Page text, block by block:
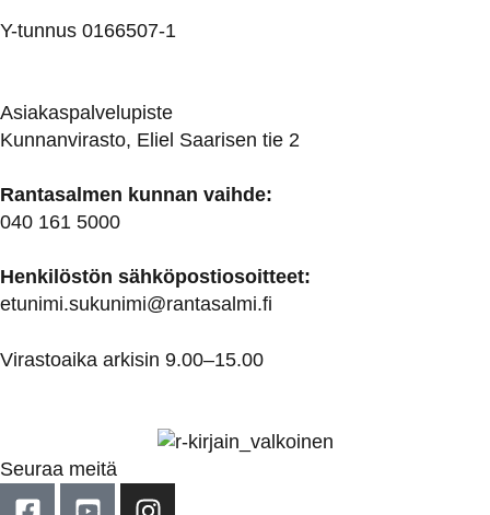
Y-tunnus 0166507-1
Asiakaspalvelupiste
Kunnanvirasto, Eliel Saarisen tie 2
Rantasalmen kunnan vaihde:
040 161 5000
Henkilöstön sähköpostiosoitteet:
etunimi.sukunimi@rantasalmi.fi
Virastoaika arkisin 9.00–15.00
Seuraa meitä